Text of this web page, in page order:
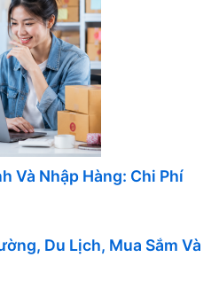
Và Nhập Hàng: Chi Phí
Du Lịch, Mua Sắm Và